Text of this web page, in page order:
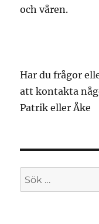
och våren.
Har du frågor
att kontakta
Patrik eller Åke
Sök
efter: